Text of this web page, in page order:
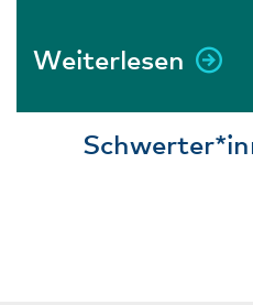
Weiterlesen